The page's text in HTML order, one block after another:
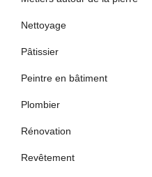
Nettoyage
Pâtissier
Peintre en bâtiment
Plombier
Rénovation
Revêtement